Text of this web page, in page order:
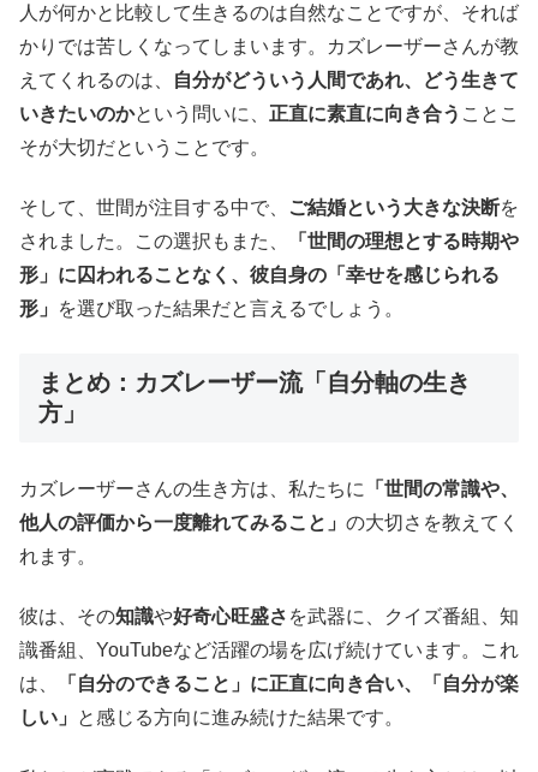
人が何かと比較して生きるのは自然なことですが、それば
かりでは苦しくなってしまいます。カズレーザーさんが教
えてくれるのは、
自分がどういう人間であれ、どう生きて
いきたいのかという問いに、 正直に素直に向き合う ことこ
そが大切だということです。
そして、世間が注目する中で、 ご結婚という大きな決断を
されました。この選択もまた、
「世間の理想とする時期や
形」に囚われることなく、彼自身の「幸せを感じられる
形」
を選び取った結果だと言えるでしょう。
まとめ：カズレーザー流「自分軸の生き
方」
カズレーザーさんの生き方は、私たちに
「世間の常識や、
他人の評価から一度離れてみること」 の大切さを教えてく
れます。
彼は、その知識や好奇心旺盛さ を武器に、クイズ番組、知
識番組、YouTubeなど活躍の場を広げ続けています。これ
は、
「自分のできること」に正直に向き合い、「自分が楽
しい」
と感じる方向に進み続けた結果です。